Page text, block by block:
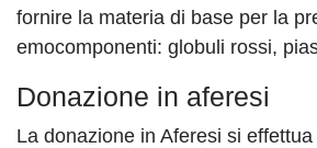
fornire la materia di base per la
emocomponenti: globuli rossi,
Donazione in aferesi
La donazione in Aferesi si